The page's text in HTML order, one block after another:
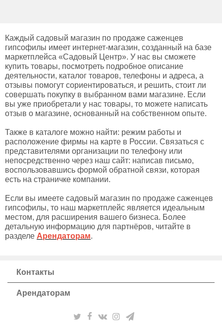
Каждый садовый магазин по продаже саженцев
гипсофилы имеет интернет-магазин, созданный на базе
маркетплейса «Садовый Центр». У нас вы сможете
купить товары, посмотреть подробное описание
деятельности, каталог товаров, телефоны и адреса, а
отзывы помогут сориентироваться, и решить, стоит ли
совершать покупку в выбранном вами магазине. Если
вы уже приобретали у нас товары, то можете написать
отзыв о магазине, основанный на собственном опыте.
Также в каталоге можно найти: режим работы и
расположение фирмы на карте в России. Связаться с
представителями организации по телефону или
непосредственно через наш сайт: написав письмо,
воспользовавшись формой обратной связи, которая
есть на страничке компании.
Если вы имеете садовый магазин по продаже саженцев
гипсофилы, то наш маркетплейс является идеальным
местом, для расширения вашего бизнеса. Более
детальную информацию для партнёров, читайте в
разделе Арендаторам.
Контакты
Арендаторам